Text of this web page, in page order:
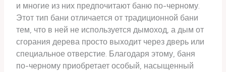
и многие из них предпочитают баню по-черному.
Этот тип бани отличается от традиционной бани
тем, что в ней не используется дымоход, а дым от
сгорания дерева просто выходит через дверь или
специальное отверстие. Благодаря этому, баня
по-черному приобретает особый, насыщенный